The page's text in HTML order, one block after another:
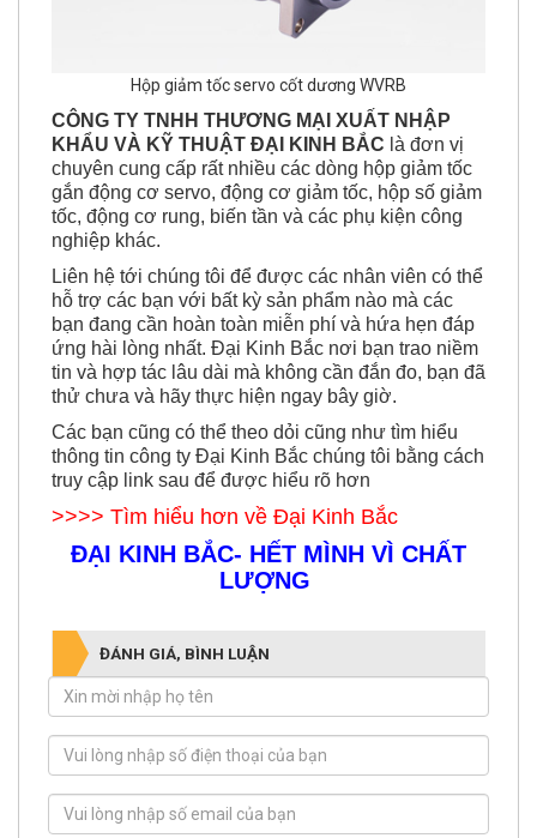
CÔNG TY TNHH THƯƠNG MẠI XUẤT NHẬP
KHẨU VÀ KỸ THUẬT ĐẠI KINH BẮClà đơn vị
chuyên cung cấp rất nhiều các dòng hộp giảm tốc
gắn động cơ servo, động cơ giảm tốc, hộp số giảm
tốc, động cơ rung, biến tần và các phụ kiện công
nghiệp khác.
Liên hệ tới chúng tôi để được các nhân viên có thể
hỗ trợ các bạn với bất kỳ sản phẩm nào mà các
bạn đang cần hoàn toàn miễn phí và hứa hẹn đáp
ứng hài lòng nhất. Đại Kinh Bắc nơi bạn trao niềm
tin và hợp tác lâu dài mà không cần đắn đo, bạn đã
thử chưa và hãy thực hiện ngay bây giờ.
Các bạn cũng có thể theo dỏi cũng như tìm hiểu
thông tin công ty Đại Kinh Bắc chúng tôi bằng cách
truy cập link sau để được hiểu rõ hơn
>>>> Tìm hiểu hơn về Đại Kinh Bắc
ĐẠI KINH BẮC- HẾT MÌNH VÌ CHẤT
LƯỢNG